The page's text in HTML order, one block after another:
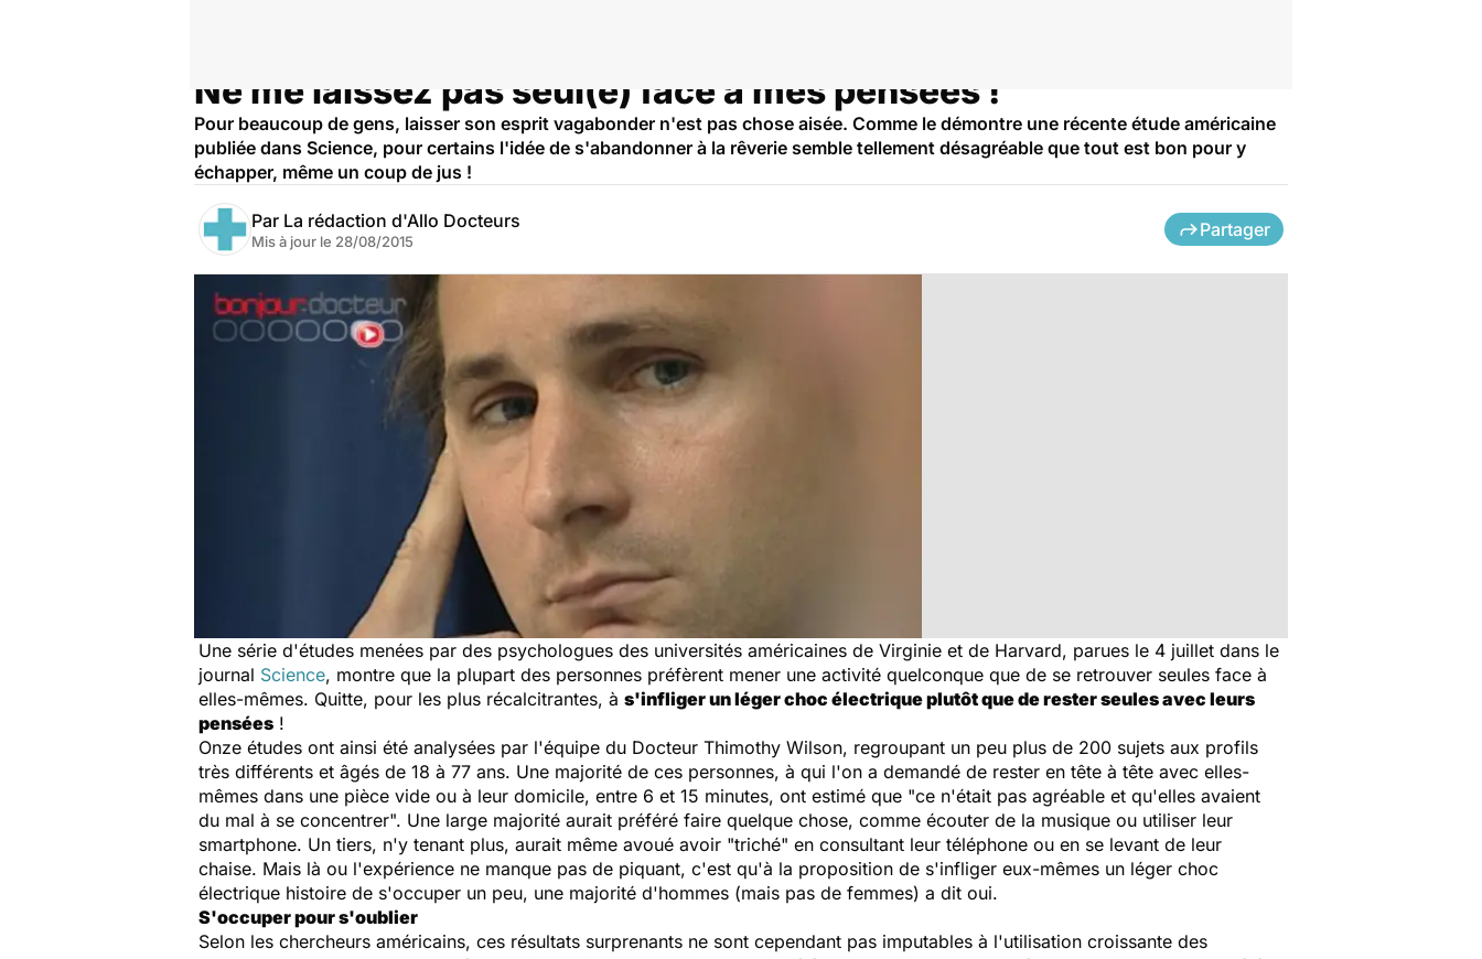
Ne me laissez pas seul(e) face à mes pensées !
Pour beaucoup de gens, laisser son esprit vagabonder n'est pas chose aisée. Comme le démontre une récente étude américaine
publiée dans Science, pour certains l'idée de s'abandonner à la rêverie semble tellement désagréable que tout est bon pour y
échapper, même un coup de jus !
Par La rédaction d'Allo Docteurs
Mis à jour le 28/08/2015
Partager
Une série d'études menées par des psychologues des universités américaines de Virginie et de Harvard, parues le 4 juillet dans le
journal Science, montre que la plupart des personnes préfèrent mener une activité quelconque que de se retrouver seules face à
elles-mêmes. Quitte, pour les plus récalcitrantes, à s'infliger un léger choc électrique plutôt que de rester seules avec leurs
pensées !
Onze études ont ainsi été analysées par l'équipe du Docteur Thimothy Wilson, regroupant un peu plus de 200 sujets aux profils
très différents et âgés de 18 à 77 ans. Une majorité de ces personnes, à qui l'on a demandé de rester en tête à tête avec elles-
mêmes dans une pièce vide ou à leur domicile, entre 6 et 15 minutes, ont estimé que "ce n'était pas agréable et qu'elles avaient
du mal à se concentrer". Une large majorité aurait préféré faire quelque chose, comme écouter de la musique ou utiliser leur
smartphone. Un tiers, n'y tenant plus, aurait même avoué avoir "triché" en consultant leur téléphone ou en se levant de leur
chaise. Mais là ou l'expérience ne manque pas de piquant, c'est qu'à la proposition de s'infliger eux-mêmes un léger choc
électrique histoire de s'occuper un peu, une majorité d'hommes (mais pas de femmes) a dit oui.
S'occuper pour s'oublier
Selon les chercheurs américains, ces résultats surprenants ne sont cependant pas imputables à l'utilisation croissante des